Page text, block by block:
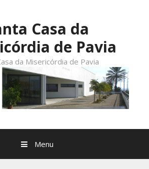
Casa da
de Pavia
da Misericórdia de Pavia
Menu